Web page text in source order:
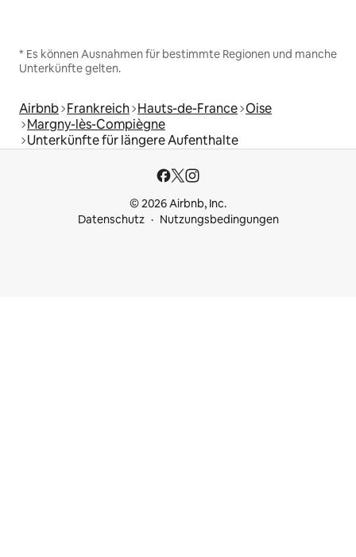
* Es können Ausnahmen für bestimmte Regionen und manche
Unterkünfte gelten.
Airbnb Frankreich Hauts-de-France Oise
Margny-lès-Compiègne
Unterkünfte für längere Aufenthalte
© 2026 Airbnb, Inc.
Datenschutz
Nutzungsbedingungen